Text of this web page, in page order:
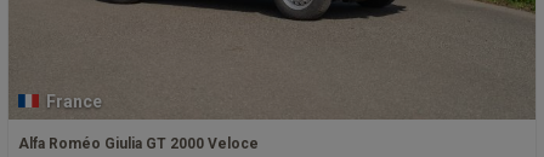
France
Alfa Roméo Giulia GT 2000 Veloce